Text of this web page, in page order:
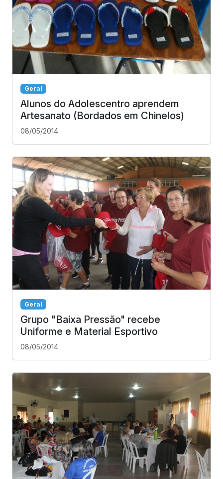
Geral
Alunos do Adolescentro aprendem
Artesanato (Bordados em Chinelos)
08/05/2014
Geral
Grupo "Baixa Pressão" recebe
Uniforme e Material Esportivo
08/05/2014